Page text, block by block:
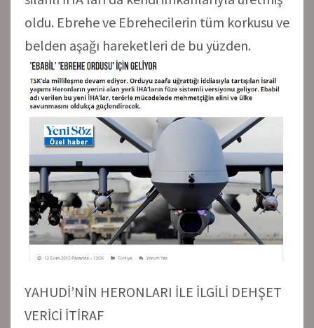
oldu. Ebrehe ve Ebrehecilerin tüm korkusu ve
belden aşağı hareketleri de bu yüzden.
YAHUDİ’NİN HERONLARI İLE İLGİLİ DEHŞET
VERİCİ İTİRAF